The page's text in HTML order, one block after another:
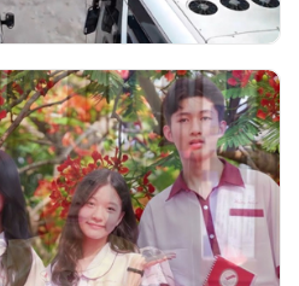
ra trường - Thơ Phạm
Vĩnh